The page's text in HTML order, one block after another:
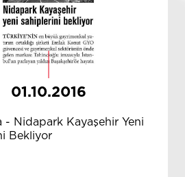
01.10.2016
- Nidapark Kayaşehir Yeni
Bekliyor